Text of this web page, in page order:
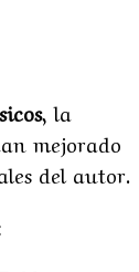
, la
mejorado
del autor.